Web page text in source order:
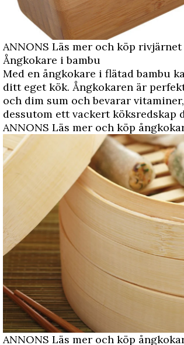
ANNONS Läs mer och köp
Ångkokare i bambu
Med en ångkokare i flätad bambu
ditt eget kök. Ångkokaren är
och dim sum och bevarar
dessutom ett vackert köksredskap
ANNONS Läs mer och köp
ANNONS Läs mer och köp